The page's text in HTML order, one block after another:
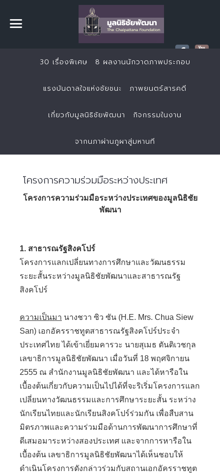
30 เรื่องพิเศษ 8 ผลงานนักวาดภาพประกอบ
แรงบันดาลใจแห่งชัยชนะ ภาพยนตร์สารคดี
เกี่ยวกับมูลนิธิชัยพัฒนา กิจกรรมในงาน
จากนภาผ่านภูผาสู่มหานที
โครงการความร่วมมือระหว่างประเทศ
โครงการความร่วมมือระหว่างประเทศของมูลนิธิชัย
พัฒนา
1. สาธารณรัฐสิงคโปร์
โครงการแลกเปลี่ยนทางการศึกษาและวัฒนธรรม
ระยะสั้นระหว่างมูลนิธิชัยพัฒนาและสาธารณรัฐ
สิงคโปร์
ความเป็นมา นางชวา ซิว ซัน (H.E. Mrs. Chua Siew
San) เอกอัครราชทูตสาธารณรัฐสิงคโปร์ประจำ
ประเทศไทย ได้เข้าเยี่ยมคารวะ นายสุเมธ ตันติเวชกุล
เลขาธิการมูลนิธิชัยพัฒนา เมื่อวันที่ 18 พฤศจิกายน
2555 ณ สำนักงานมูลนิธิชัยพัฒนา และได้หารือใน
เบื้องต้นเกี่ยวกับความเป็นไปได้ที่จะริเริ่มโครงการแลก
เปลี่ยนทางวัฒนธรรมและการศึกษาระยะสั้น ระหว่าง
นักเรียนไทยและนักเรียนสิงคโปร์ร่วมกัน เพื่อสืบสาน
มิตรภาพและความร่วมมือด้านการพัฒนาการศึกษาที่
ดีเสมอมาระหว่างสองประเทศ และจากการหารือใน
เบื้องต้น เลขาธิการมูลนิธิชัยพัฒนาได้เห็นชอบให้
ดำเนินโครงการดังกล่าวร่วมกับสถานเอกอัครราชทูต